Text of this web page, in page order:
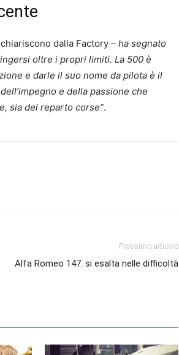
chiariscono dalla Factory – ha segnato
oltre i propri limiti. La 500 è
e darle il suo nome da pilota è il
e della passione che
sia del reparto corse”.
Prossimo articolo
Alfa Romeo 147: si esalta nelle difficoltà